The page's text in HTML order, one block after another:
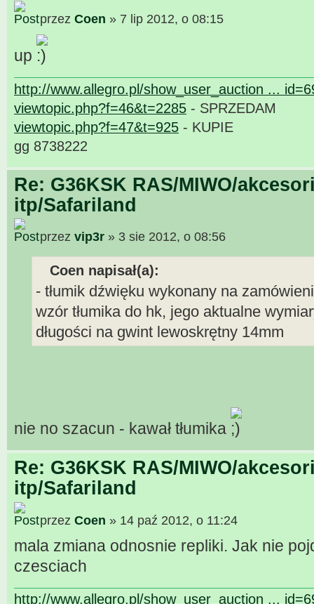
przez Coen » 7 lip 2012, o 08:15
up
http://www.allegro.pl/show_user_auction ...
viewtopic.php?f=46&t=2285 - SPRZEDAM
viewtopic.php?f=47&t=925 - KUPIE
gg 8738222
Re: G36KSK RAS/MIWO/
itp/Safariland
przez vip3r » 3 sie 2012, o 08:56
Coen napisał(a):
- tłumik dźwięku wykonany na
wzór tłumika do hk, jego aktualne
długości na gwint lewoskrętny 14mm
nie no szacun - kawał tłumika
Re: G36KSK RAS/MIWO/
itp/Safariland
przez Coen » 14 paź 2012, o 11:24
mala zmiana odnosnie repliki. Jak nie
czesciach
http://www.allegro.pl/show_user_auction ...